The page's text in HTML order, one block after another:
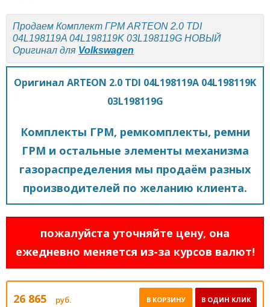
Продаем Комплект ГРМ ARTEON 2.0 TDI
04L198119A 04L198119K 03L198119G НОВЫЙ
Оригинал для Volkswagen
Оригинал ARTEON 2.0 TDI 04L198119A 04L198119K
03L198119G
Комплекты ГРМ, ремкомплекты, ремни
ГРМ и остальные элементы механизма
газораспределения мы продаём разных
производителей по желанию клиента.
пожалуйста уточняйте цену, она
ежедневно меняется из-за курсов валют!
26 865 руб. В ОДИН КЛИК
В КОРЗИНУ